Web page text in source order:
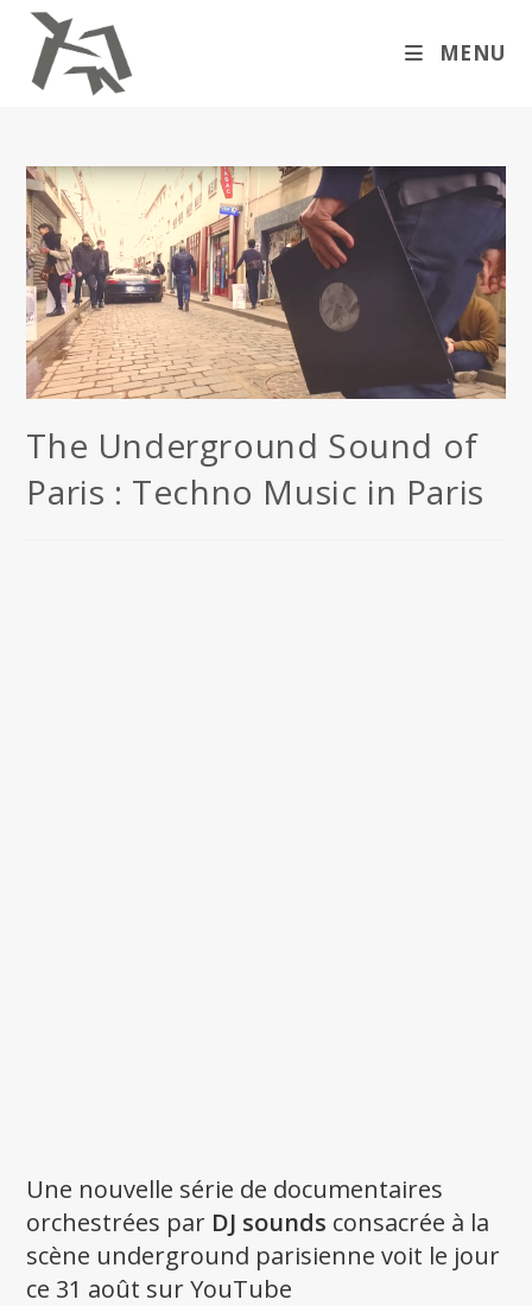
content
MENU
The Underground Sound of
Paris : Techno Music in Paris
Une nouvelle série de documentaires
orchestrées par DJ sounds consacrée à la
scène underground parisienne voit le jour
ce 31 août sur YouTube